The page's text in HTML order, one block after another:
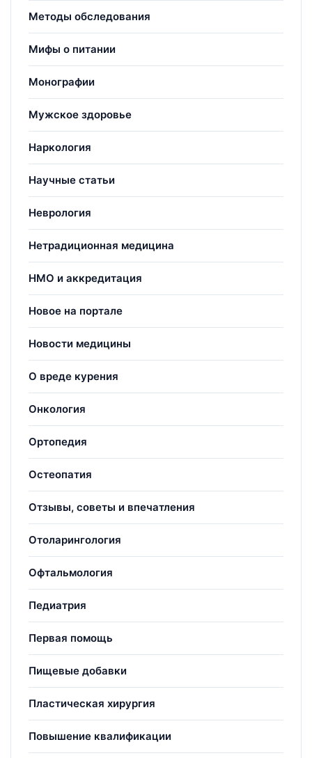
Методы обследования
Мифы о питании
Монографии
Мужское здоровье
Наркология
Научные статьи
Неврология
Нетрадиционная медицина
НМО и аккредитация
Новое на портале
Новости медицины
О вреде курения
Онкология
Ортопедия
Остеопатия
Отзывы, советы и впечатления
Отоларингология
Офтальмология
Педиатрия
Первая помощь
Пищевые добавки
Пластическая хирургия
Повышение квалификации